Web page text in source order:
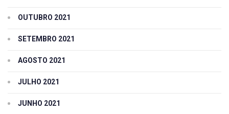
OUTUBRO 2021
SETEMBRO 2021
AGOSTO 2021
JULHO 2021
JUNHO 2021